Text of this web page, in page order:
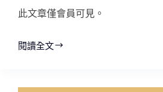
此文章僅會員可見。
閱讀全文
生
南：